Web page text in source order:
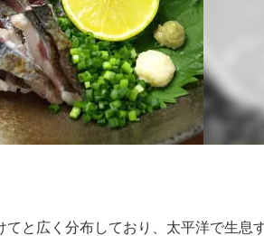
と広く分布しており、太平洋で生息